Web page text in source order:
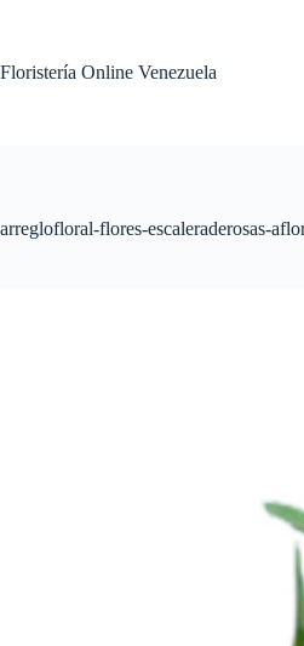
Floristería Online Venezuela
arreglofloral-flores-escaleraderosas-